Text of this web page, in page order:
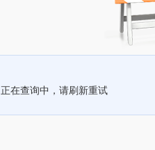
正在查询中，请刷新重试